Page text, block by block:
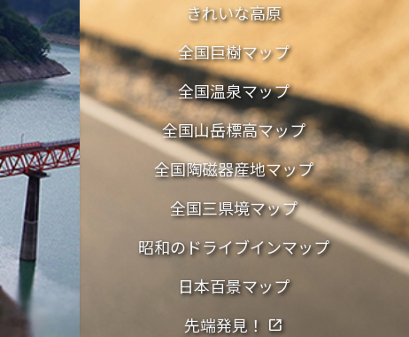
きれいな高原
全国巨樹マップ
全国温泉マップ
全国山岳標高マップ
全国陶磁器産地マップ
全国三県境マップ
昭和のドライブインマップ
日本百景マップ
先端発見！ open_in_new